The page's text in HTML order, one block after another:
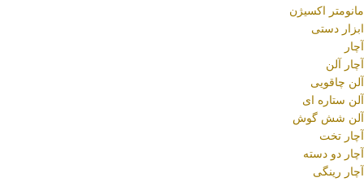
مانومتر اکسیژن
ابزار دستی
آچار
آچار آلن
آلن چاقویی
آلن ستاره ای
آلن شش گوش
آچار تخت
آچار دو دسته
آچار رینگی